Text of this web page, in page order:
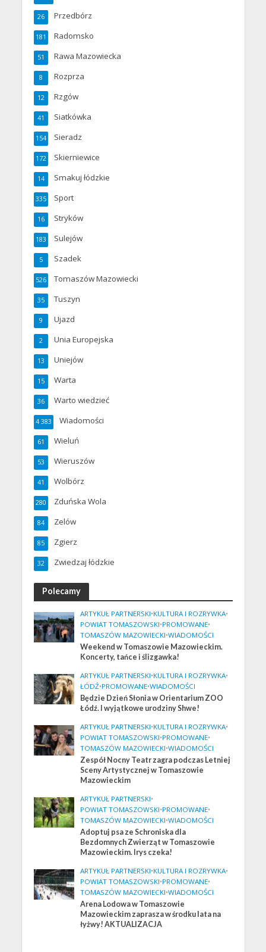
Przedbórz
26
Radomsko
181
Rawa Mazowiecka
51
Rozprza
8
Rzgów
12
Siatkówka
41
Sieradz
154
Skierniewice
172
Smakuj łódzkie
14
Sport
335
Stryków
16
Sulejów
183
Szadek
5
Tomaszów Mazowiecki
526
Tuszyn
35
Ujazd
9
Unia Europejska
2
Uniejów
13
Warta
15
Warto wiedzieć
36
Wiadomości
4 383
Wieluń
61
Wieruszów
53
Wolbórz
41
Zduńska Wola
280
Zelów
84
Zgierz
85
Zwiedzaj łódzkie
32
Polecamy
ARTYKUŁ PARTNERSKI•KULTURA I ROZRYWKA•
POWIAT TOMASZOWSKI•PROMOWANE•
TOMASZÓW MAZOWIECKI•WIADOMOŚCI
Weekend w Tomaszowie Mazowieckim.
Koncerty, tańce i ślizgawka!
ARTYKUŁ PARTNERSKI•KULTURA I ROZRYWKA•
ŁÓDŹ•PROMOWANE•WIADOMOŚCI
Będzie Dzień Słonia w Orientarium ZOO
Łódź. I wyjątkowe urodziny Shwe!
ARTYKUŁ PARTNERSKI•KULTURA I ROZRYWKA•
POWIAT TOMASZOWSKI•PROMOWANE•
TOMASZÓW MAZOWIECKI•WIADOMOŚCI
Zespół Nocny Teatr zagra podczas Letniej
Sceny Artystycznej w Tomaszowie
Mazowieckim
ARTYKUŁ PARTNERSKI•
POWIAT TOMASZOWSKI•PROMOWANE•
TOMASZÓW MAZOWIECKI•WIADOMOŚCI
Adoptuj psa ze Schroniska dla
Bezdomnych Zwierząt w Tomaszowie
Mazowieckim. Irys czeka!
ARTYKUŁ PARTNERSKI•KULTURA I ROZRYWKA•
POWIAT TOMASZOWSKI•PROMOWANE•
TOMASZÓW MAZOWIECKI•WIADOMOŚCI
Arena Lodowa w Tomaszowie
Mazowieckim zaprasza w środku lata na
łyżwy! AKTUALIZACJA